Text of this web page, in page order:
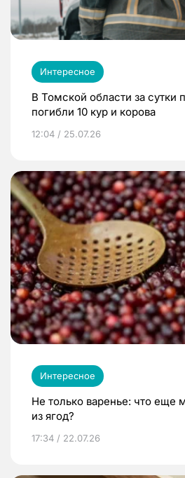
Интересное
В Томской области за сутки
погибли 10 кур и корова
12:04 / 25.07.26
Интересное
Не только варенье: что еще
из ягод?
17:34 / 22.07.26